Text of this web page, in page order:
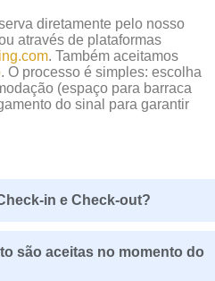
diretamente pelo nosso
através de plataformas
. Também aceitamos
. O processo é simples: escolha
(espaço para barraca
do sinal para garantir
in e Check-out?
são aceitas no momento do